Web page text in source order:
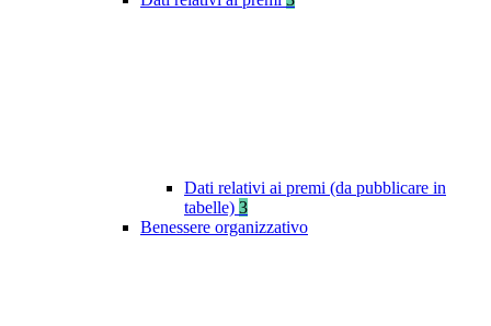
Dati relativi ai premi (da pubblicare in
tabelle) 3
Benessere organizzativo